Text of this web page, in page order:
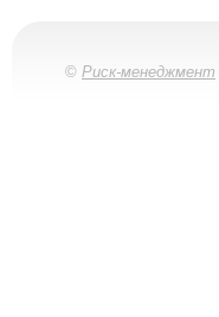
© Риск-менеджмент